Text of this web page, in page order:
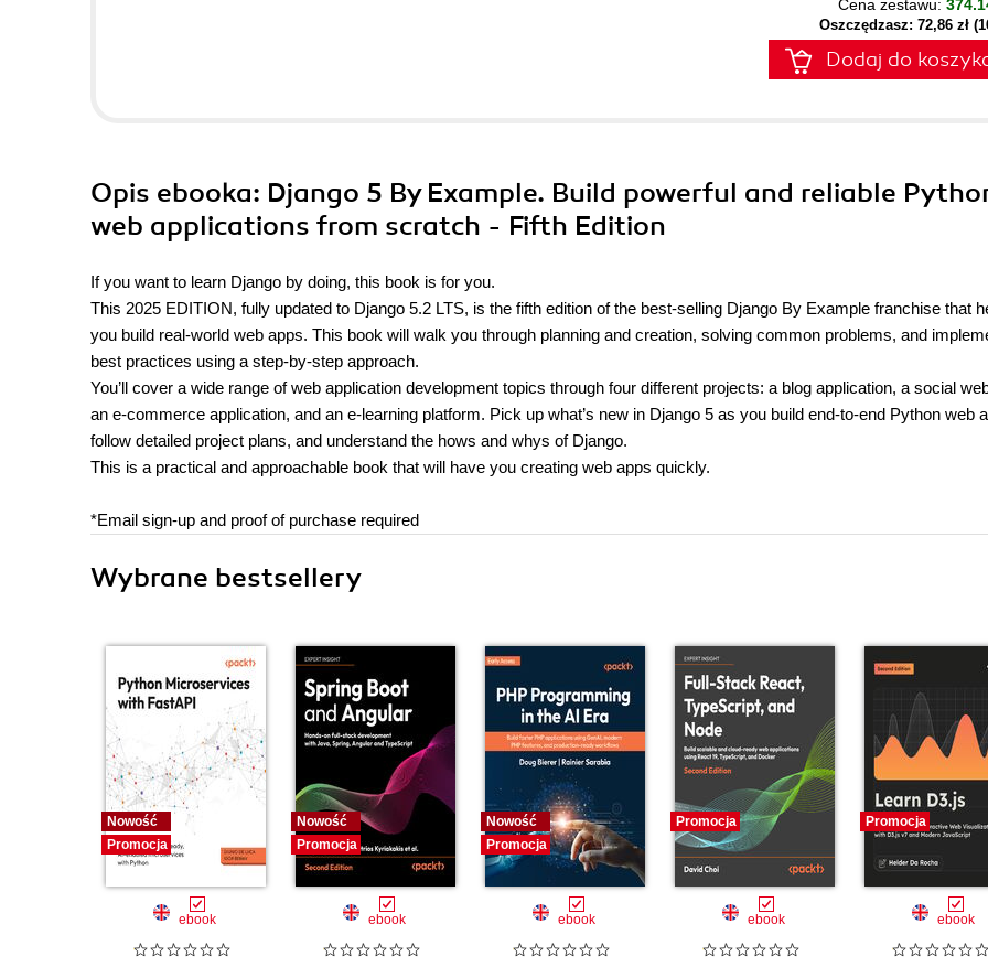
Cena zestawu:
Oszczędzasz: 72,86 zł
Dodaj do
Opis ebooka: Django 5 By Example. Build powerful and reliable
web applications from scratch - Fifth Edition
If you want to learn Django by doing, this book is for you.
This 2025 EDITION, fully updated to Django 5.2 LTS, is the fifth edition of the best-selling Django By Example franchise that
you build real-world web apps. This book will walk you through planning and creation, solving common problems, and
best practices using a step-by-step approach.
You’ll cover a wide range of web application development topics through four different projects: a blog application, a social
an e-commerce application, and an e-learning platform. Pick up what’s new in Django 5 as you build end-to-end Python web
follow detailed project plans, and understand the hows and whys of Django.
This is a practical and approachable book that will have you creating web apps quickly.
*Email sign-up and proof of purchase required
Wybrane bestsellery
Nowość
Promocja
ebook
Nowość
Promocja
ebook
Nowość
Promocja
ebook
Promocja
ebook
Promocja
ebook